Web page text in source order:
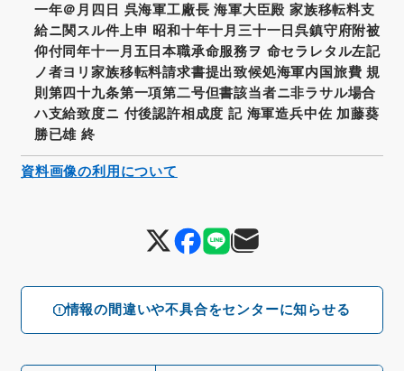
情報の間違いや不具合をセンターに知らせる
一年＠月四日 呉海軍工廠長 海軍大臣殿 家族移転料支
給ニ関スル件上申 昭和十年十月三十一日呉鎮守府附被
仰付同年十一月五日本職承命服務ヲ 命セラレタル左記
ノ者ヨリ家族移転料請求書提出致候処海軍内国旅費 規
則第四十九条第一項第二号但書該当者ニ非ラサル場合
ハ支給致度ニ 付後認許相成度 記 海軍造兵中佐 加藤葵
勝已雄 終
資料画像の利用について